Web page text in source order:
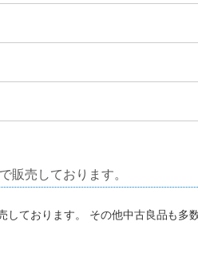
販売しております。
しております。 その他中古良品も多